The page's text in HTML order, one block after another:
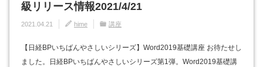
級リリース情報2021/4/21
2021.04.21 hime 講座
【日経BPいちばんやさしいシリーズ】Word2019基礎講座 お待たせし
ました。日経BPいちばんやさしいシリーズ第1弾。Word2019基礎講